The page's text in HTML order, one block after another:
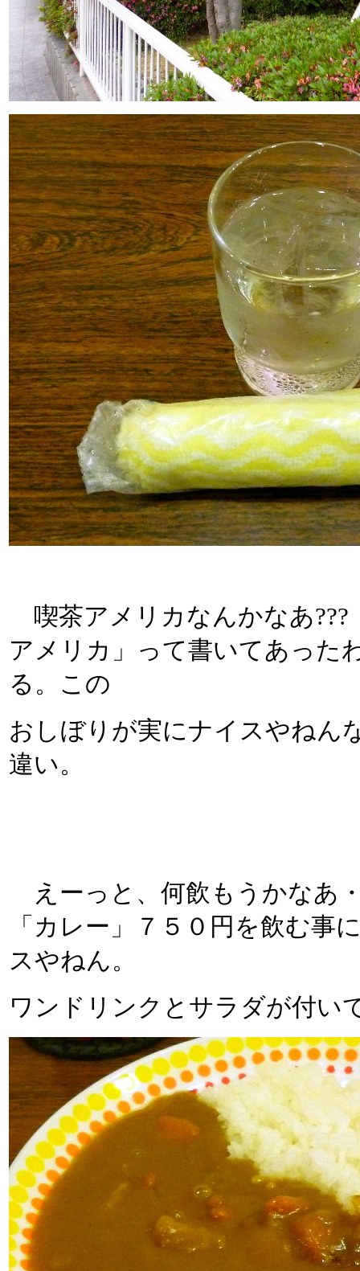
喫茶アメリカなんかなあ
アメリカ」って書いてあった
る。この
おしぼりが実にナイスやねん
違い。
えーっと、何飲もうかなあ
「カレー」７５０円を飲む事
スやねん。
ワンドリンクとサラダが付い